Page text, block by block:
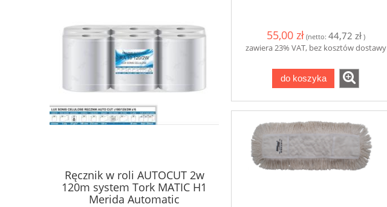
Ręcznik w roli AUTOCUT 2w
120m system Tork MATIC H1
Merida Automatic
Papier toaletowy centralnego
55,00 zł (netto: 44,72 zł)
zawiera 23% VAT, bez kosztów dostawy
do koszyka